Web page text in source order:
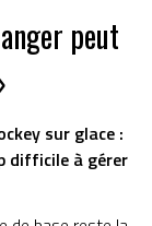
peut
sur glace :
difficile à gérer